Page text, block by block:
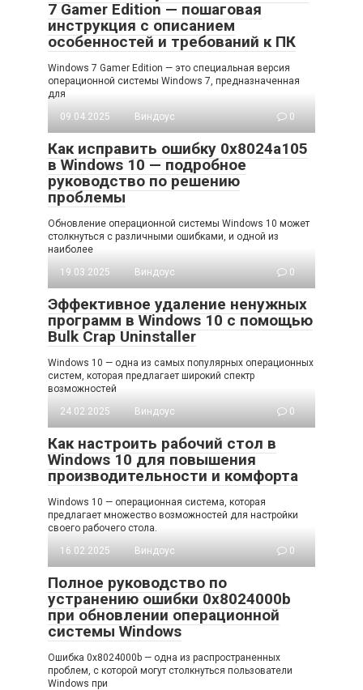
7 Gamer Edition — пошаговая
инструкция с описанием
особенностей и требований к ПК
Windows 7 Gamer Edition — это специальная версия
операционной системы Windows 7, предназначенная
для
09.04.2025
Виндоус 0
Как исправить ошибку 0x8024a105
в Windows 10 — подробное
руководство по решению
проблемы
Обновление операционной системы Windows 10 может
столкнуться с различными ошибками, и одной из
наиболее
19.03.2025
Виндоус 0
Эффективное удаление ненужных
программ в Windows 10 с помощью
Bulk Crap Uninstaller
Windows 10 — одна из самых популярных операционных
систем, которая предлагает широкий спектр
возможностей
24.02.2025
Виндоус 0
Как настроить рабочий стол в
Windows 10 для повышения
производительности и комфорта
Windows 10 — операционная система, которая
предлагает множество возможностей для настройки
своего рабочего стола.
16.02.2025
Виндоус 0
Полное руководство по
устранению ошибки 0x8024000b
при обновлении операционной
системы Windows
Ошибка 0x8024000b — одна из распространенных
проблем, с которой могут столкнуться пользователи
Windows при